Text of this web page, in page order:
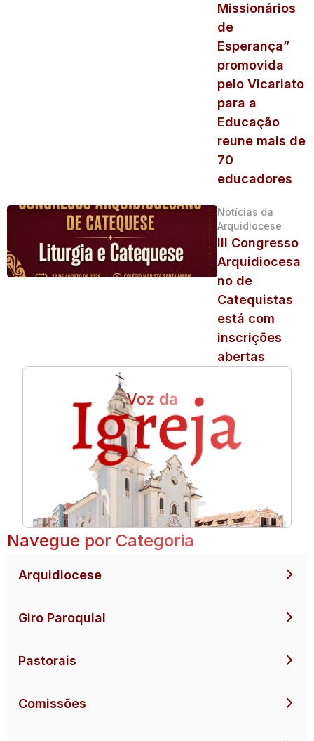
Missionários
de
Esperança”
promovida
pelo Vicariato
para a
Educação
reune mais de
70
educadores
Notícias da
Arquidiocese
III Congresso
Arquidiocesa
no de
Catequistas
está com
inscrições
abertas
Navegue por Categoria
Arquidiocese
Giro Paroquial
Pastorais
Comissões